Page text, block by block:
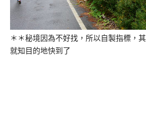
＊＊秘境因為不好找，所以自製指標，
就知目的地快到了